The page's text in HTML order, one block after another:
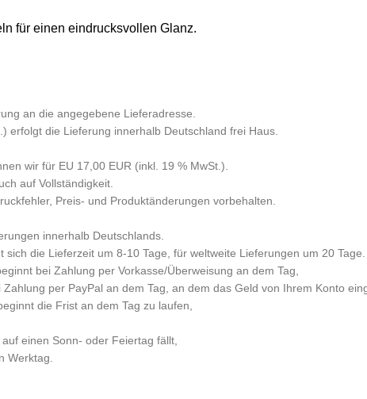
für einen eindrucksvollen Glanz.
an die angegebene Lieferadresse.
erfolgt die Lieferung innerhalb Deutschland frei Haus.
wir für EU 17,00 EUR (inkl. 19 % MwSt.).
auf Vollständigkeit.
Preis- und Produktänderungen vorbehalten.
innerhalb Deutschlands.
die Lieferzeit um 8-10 Tage, für weltweite Lieferungen um 20 Tage.
bei Zahlung per Vorkasse/Überweisung an dem Tag,
per PayPal an dem Tag, an dem das Geld von Ihrem Konto
die Frist an dem Tag zu laufen,
einen Sonn- oder Feiertag fällt,
Werktag.